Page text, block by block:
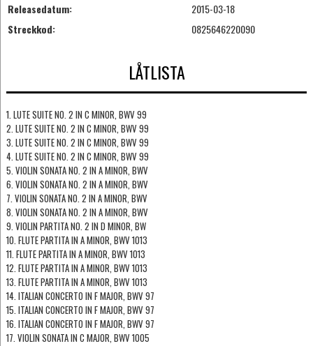
Releasedatum:
2015-03-18
Streckkod:
0825646220090
LÅTLISTA
1. LUTE SUITE NO. 2 IN C MINOR, BWV 99
2. LUTE SUITE NO. 2 IN C MINOR, BWV 99
3. LUTE SUITE NO. 2 IN C MINOR, BWV 99
4. LUTE SUITE NO. 2 IN C MINOR, BWV 99
5. VIOLIN SONATA NO. 2 IN A MINOR, BWV
6. VIOLIN SONATA NO. 2 IN A MINOR, BWV
7. VIOLIN SONATA NO. 2 IN A MINOR, BWV
8. VIOLIN SONATA NO. 2 IN A MINOR, BWV
9. VIOLIN PARTITA NO. 2 IN D MINOR, BW
10. FLUTE PARTITA IN A MINOR, BWV 1013
11. FLUTE PARTITA IN A MINOR, BWV 1013
12. FLUTE PARTITA IN A MINOR, BWV 1013
13. FLUTE PARTITA IN A MINOR, BWV 1013
14. ITALIAN CONCERTO IN F MAJOR, BWV 97
15. ITALIAN CONCERTO IN F MAJOR, BWV 97
16. ITALIAN CONCERTO IN F MAJOR, BWV 97
17. VIOLIN SONATA IN C MAJOR, BWV 1005